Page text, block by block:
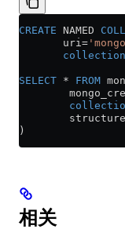
CREATE NAMED
       uri
=
       collection
SELECT * FROM
)
相关